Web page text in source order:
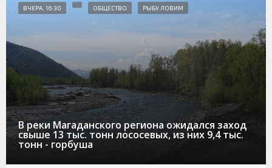
В реки Магаданского региона ожидался заход
свыше 13 тыс. тонн лососевых, из них 9,4 тыс.
тонн - горбуша
ВЧЕРА, 16:30 ОБЩЕСТВО РЫБУ ЛОВИМ